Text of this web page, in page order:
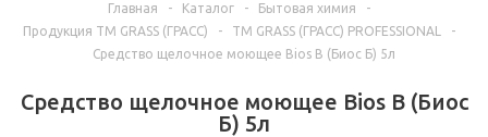
Главная - Каталог - Бытовая химия
-
Продукция ТМ GRASS (ГРАСС)
- ТМ GRASS (ГРАСС) PROFESSIONAL
-
Средство щелочное моющее Bios В (Биос Б) 5л
Средство щелочное моющее Bios В (Биос
Б) 5л